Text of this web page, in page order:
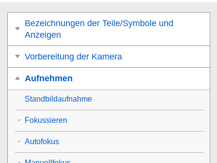
Bezeichnungen der Teile/Symbole und
Anzeigen
Vorbereitung der Kamera
Aufnehmen
Standbildaufnahme
Fokussieren
Autofokus